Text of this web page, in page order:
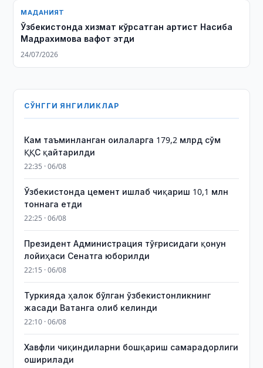
МАДАНИЯТ
Ўзбекистонда хизмат кўрсатган артист Насиба
Мадрахимова вафот этди
24/07/2026
СЎНГГИ ЯНГИЛИКЛАР
Кам таъминланган оилаларга 179,2 млрд сўм
ҚҚС қайтарилди
22:35 · 06/08
Ўзбекистонда цемент ишлаб чиқариш 10,1 млн
тоннага етди
22:25 · 06/08
Президент Администрация тўғрисидаги қонун
лойиҳаси Сенатга юборилди
22:15 · 06/08
Туркияда ҳалок бўлган ўзбекистонликнинг
жасади Ватанга олиб келинди
22:10 · 06/08
Хавфли чиқиндиларни бошқариш самарадорлиги
оширилади